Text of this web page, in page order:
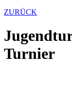
ZURÜCK
Turnier